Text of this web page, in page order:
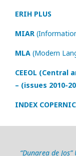
ERIH PLUS
MIAR
MLA (Modern
CEEOL (Central
– (issues 2010-
INDEX
“Dunarea de